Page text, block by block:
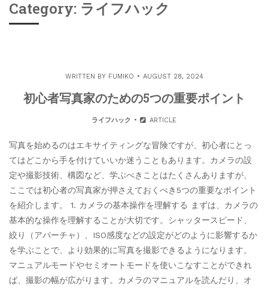
Category: ライフハック
WRITTEN BY FUMIKO AUGUST 28, 2024
初心者写真家のための5つの重要ポイント
ライフハック ARTICLE
写真を始めるのはエキサイティングな冒険ですが、初心者にとっ
てはどこから手を付けていいか迷うこともあります。カメラの設
定や撮影技術、構図など、学ぶべきことはたくさんありますが、
ここでは初心者の写真家が押さえておくべき5つの重要なポイント
を紹介します。 1. カメラの基本操作を理解する まずは、カメラの
基本的な操作を理解することが大切です。シャッタースピード、
絞り（アパーチャ）、ISO感度などの設定がどのように影響するか
を学ぶことで、より効果的に写真を撮影できるようになります。
マニュアルモードやセミオートモードを使いこなすことができれ
ば、撮影の幅が広がります。カメラのマニュアルを読んだり、オ